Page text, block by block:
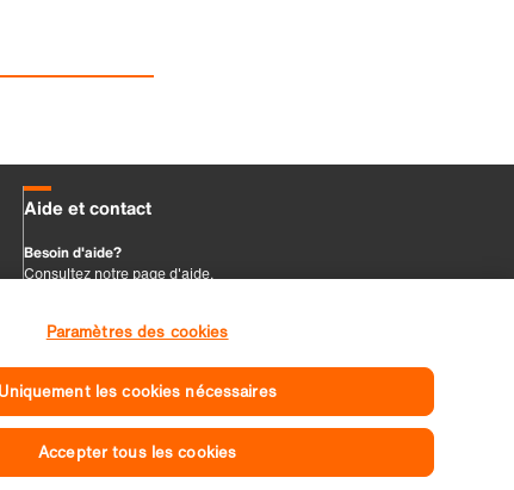
Paramètres des cookies
Uniquement les cookies nécessaires
Accepter tous les cookies